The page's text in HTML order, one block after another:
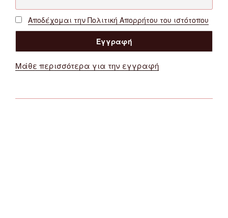
Αποδέχομαι την Πολιτική Απορρήτου του ιστότοπου
Μάθε περισσότερα για την εγγραφή